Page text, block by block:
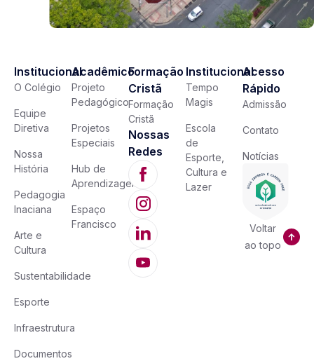
Institucional
O Colégio
Equipe
Diretiva
Nossa
História
Pedagogia
Inaciana
Arte e
Cultura
Sustentabilidade
Esporte
Infraestrutura
Documentos
Acadêmico
Projeto
Pedagógico
Projetos
Especiais
Hub de
Aprendizagem
Espaço
Francisco
Formação
Cristã
Formação
Cristã
Nossas
Redes
Institucional
Tempo
Magis
Escola
de
Esporte,
Cultura e
Lazer
Acesso
Rápido
Admissão
Contato
Notícias
Voltar
ao topo